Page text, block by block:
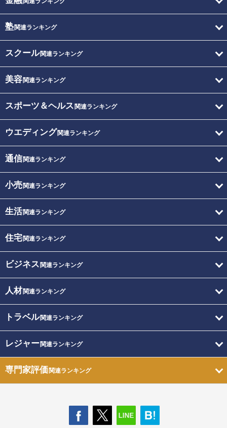
塾関連ランキング
スクール関連ランキング
美容関連ランキング
スポーツ＆ヘルス 関連ランキング
ウエディング関連ランキング
通信関連ランキング
小売関連ランキング
生活関連ランキング
住宅関連ランキング
ビジネス 関連ランキング
人材関連ランキング
トラベル関連ランキング
レジャー関連ランキング
専門家評価関連ランキング